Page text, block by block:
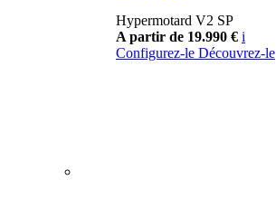
Hypermotard V2 SP
A partir de 19.990 € i
Configurez-le Découvrez-le